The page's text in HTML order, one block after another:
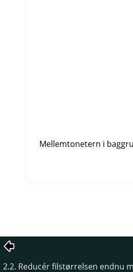
Mellemtonetern i
2.2. Reducér filstørrelsen endnu